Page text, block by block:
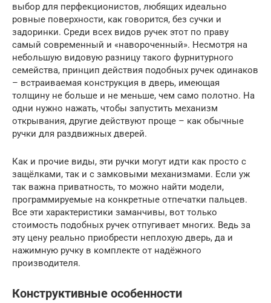
выбор для перфекционистов, любящих идеально
ровные поверхности, как говорится, без сучки и
задоринки. Среди всех видов ручек этот по праву
самый современный и «навороченный». Несмотря на
небольшую видовую разницу такого фурнитурного
семейства, принцип действия подобных ручек одинаков
– встраиваемая конструкция в дверь, имеющая
толщину не больше и не меньше, чем само полотно. На
одни нужно нажать, чтобы запустить механизм
открывания, другие действуют проще – как обычные
ручки для раздвижных дверей.
Как и прочие виды, эти ручки могут идти как просто с
защёлками, так и с замковыми механизмами. Если уж
так важна приватность, то можно найти модели,
программируемые на конкретные отпечатки пальцев.
Все эти характеристики заманчивы, вот только
стоимость подобных ручек отпугивает многих. Ведь за
эту цену реально приобрести неплохую дверь, да и
нажимную ручку в комплекте от надёжного
производителя.
Конструктивные особенности